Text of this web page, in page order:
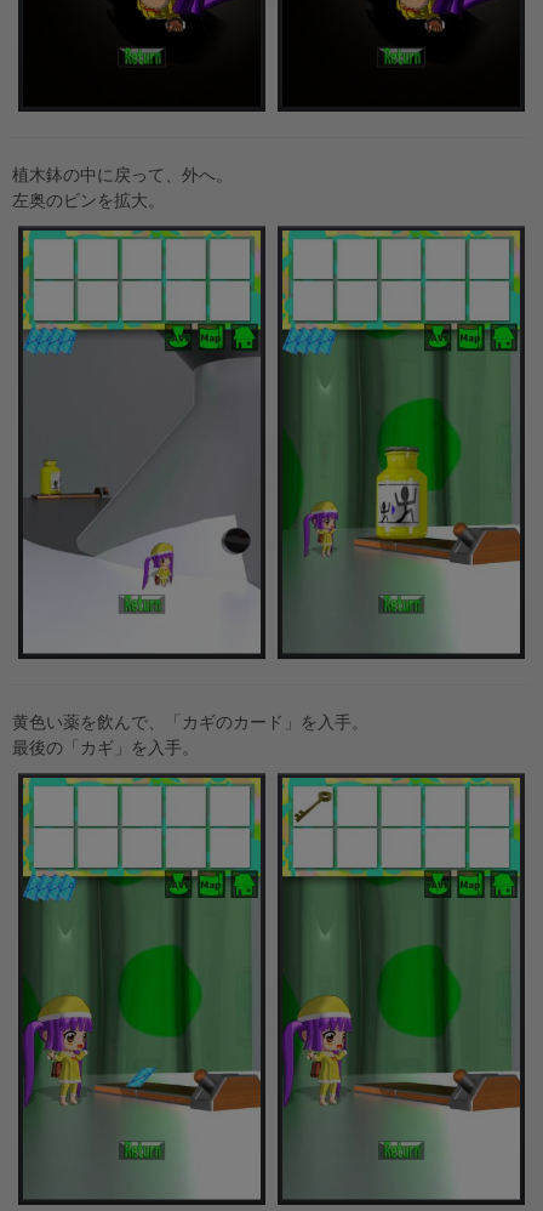
植木鉢の中に戻って、外へ。
左奥のビンを拡大。
黄色い薬を飲んで、「カギのカード」を入手。
最後の「カギ」を入手。